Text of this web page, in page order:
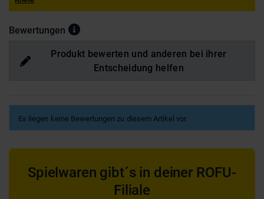
Bewertungen
Produkt bewerten und anderen bei ihrer
Entscheidung helfen
Es liegen keine Bewertungen zu diesem Artikel vor.
Spielwaren gibt´s in deiner ROFU-
Filiale